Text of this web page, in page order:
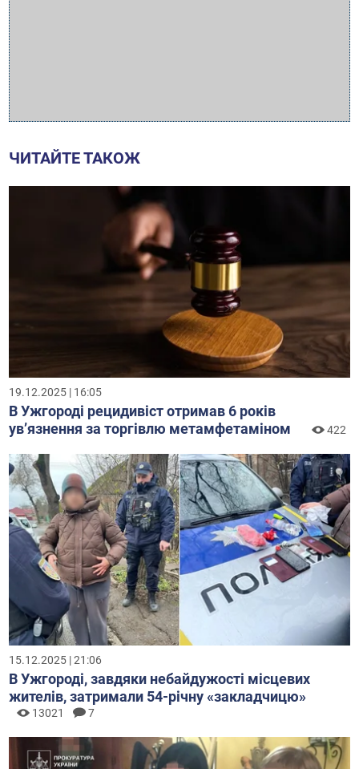
ЧИТАЙТЕ ТАКОЖ
19.12.2025 | 16:05
В Ужгороді рецидивіст отримав 6 років
увʼязнення за торгівлю метамфетаміном
422
15.12.2025 | 21:06
В Ужгороді, завдяки небайдужості місцевих
жителів, затримали 54-річну «закладчицю»
13021 7